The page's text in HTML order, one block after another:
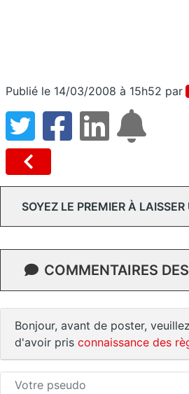
Publié le 14/03/2008 à 15h52 par
SOYEZ LE PREMIER À
COMMENTAIRES
Bonjour, avant de poster,
d'avoir pris connaissance des